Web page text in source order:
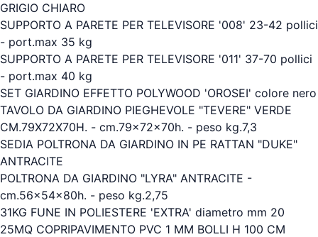
GRIGIO CHIARO
SUPPORTO A PARETE PER TELEVISORE '008' 23-42 pollici
- port.max 35 kg
SUPPORTO A PARETE PER TELEVISORE '011' 37-70 pollici
- port.max 40 kg
SET GIARDINO EFFETTO POLYWOOD 'OROSEI' colore nero
TAVOLO DA GIARDINO PIEGHEVOLE "TEVERE" VERDE
CM.79X72X70H. - cm.79x72x70h. - peso kg.7,3
SEDIA POLTRONA DA GIARDINO IN PE RATTAN "DUKE"
ANTRACITE
POLTRONA DA GIARDINO "LYRA" ANTRACITE -
cm.56x54x80h. - peso kg.2,75
31KG FUNE IN POLIESTERE 'EXTRA' diametro mm 20
25MQ COPRIPAVIMENTO PVC 1 MM BOLLI H 100 CM